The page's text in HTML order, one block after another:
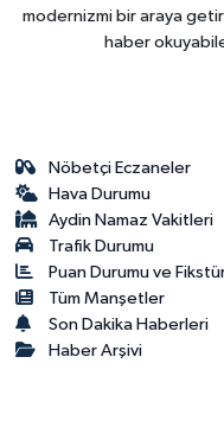
modernizmi bir araya
haber
Nöbetçi Eczaneler
Hava Durumu
Aydin Namaz Vakitleri
Trafik Durumu
Puan Durumu ve
Tüm Manşetler
Son Dakika Haberleri
Haber Arşivi